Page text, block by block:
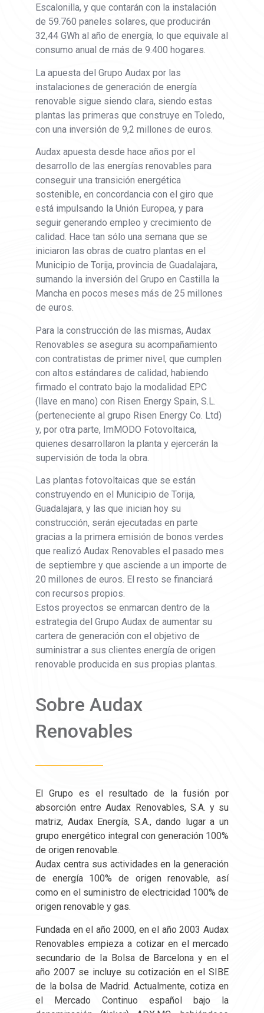
Escalonilla, y que contarán con la instalación
de 59.760 paneles solares, que producirán
32,44 GWh al año de energía, lo que equivale al
consumo anual de más de 9.400 hogares.
La apuesta del Grupo Audax por las
instalaciones de generación de energía
renovable sigue siendo clara, siendo estas
plantas las primeras que construye en Toledo,
con una inversión de 9,2 millones de euros.
Audax apuesta desde hace años por el
desarrollo de las energías renovables para
conseguir una transición energética
sostenible, en concordancia con el giro que
está impulsando la Unión Europea, y para
seguir generando empleo y crecimiento de
calidad. Hace tan sólo una semana que se
iniciaron las obras de cuatro plantas en el
Municipio de Torija, provincia de Guadalajara,
sumando la inversión del Grupo en Castilla la
Mancha en pocos meses más de 25 millones
de euros.
Para la construcción de las mismas, Audax
Renovables se asegura su acompañamiento
con contratistas de primer nivel, que cumplen
con altos estándares de calidad, habiendo
firmado el contrato bajo la modalidad EPC
(llave en mano) con Risen Energy Spain, S.L.
(perteneciente al grupo Risen Energy Co. Ltd)
y, por otra parte, ImMODO Fotovoltaica,
quienes desarrollaron la planta y ejercerán la
supervisión de toda la obra.
Las plantas fotovoltaicas que se están
construyendo en el Municipio de Torija,
Guadalajara, y las que inician hoy su
construcción, serán ejecutadas en parte
gracias a la primera emisión de bonos verdes
que realizó Audax Renovables el pasado mes
de septiembre y que asciende a un importe de
20 millones de euros. El resto se financiará
con recursos propios.
Estos proyectos se enmarcan dentro de la
estrategia del Grupo Audax de aumentar su
cartera de generación con el objetivo de
suministrar a sus clientes energía de origen
renovable producida en sus propias plantas.
Sobre Audax
Renovables
El Grupo es el resultado de la fusión por
absorción entre Audax Renovables, S.A. y su
matriz, Audax Energía, S.A., dando lugar a un
grupo energético integral con generación 100%
de origen renovable.
Audax centra sus actividades en la generación
de energía 100% de origen renovable, así
como en el suministro de electricidad 100% de
origen renovable y gas.
Fundada en el año 2000, en el año 2003 Audax
Renovables empieza a cotizar en el mercado
secundario de Ia Bolsa de Barcelona y en el
año 2007 se incluye su cotización en el SIBE
de la bolsa de Madrid. Actualmente, cotiza en
el Mercado Continuo español bajo la